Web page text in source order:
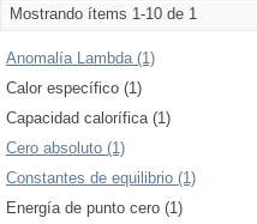
Mostrando ítems 1-10 de 1
Anomalía Lambda (1)
Calor específico (1)
Capacidad calorífica (1)
Cero absoluto (1)
Constantes de equilibrio (1)
Energía de punto cero (1)